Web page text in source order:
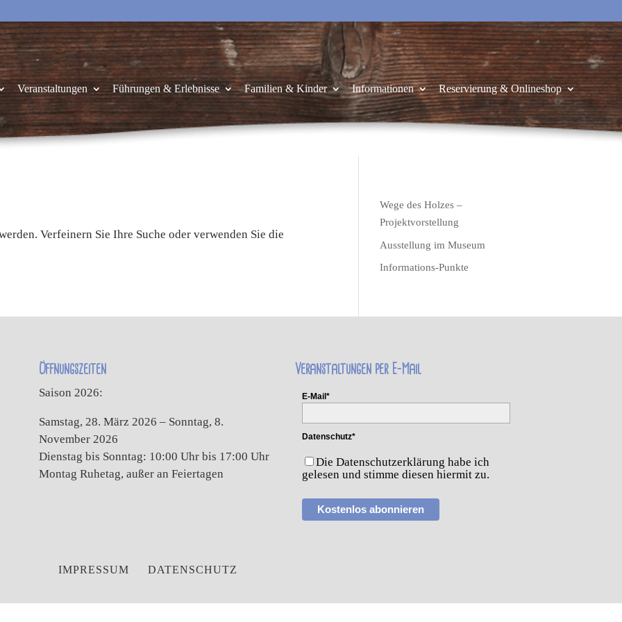
Veranstaltungen Führungen & Erlebnisse Familien & Kinder Informationen Reservierung & Onlineshop
Verfeinern Sie Ihre Suche oder verwenden Sie die
Wege des Holzes –
Projektvorstellung
Ausstellung im Museum
Informations-Punkte
Öffnungszeiten
Saison 2026:
Samstag, 28. März 2026 – Sonntag, 8.
November 2026
Dienstag bis Sonntag: 10:00 Uhr bis 17:00 Uhr
Montag Ruhetag, außer an Feiertagen
Veranstaltungen per E-Mail
E-Mail*
Datenschutz*
Die Datenschutzerklärung habe ich
gelesen und stimme diesen hiermit zu.
Kostenlos abonnieren
IMPRESSUM DATENSCHUTZ